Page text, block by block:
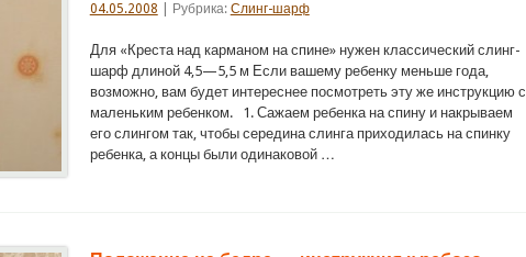
04.05.2008 | Рубрика: Слинг-шарф
Для «Креста над карманом на спине» нужен классический слинг-
шарф длиной 4,5—5,5 м Если вашему ребенку меньше года,
возможно, вам будет интереснее посмотреть эту же инструкцию с
маленьким ребенком. 1. Сажаем ребенка на спину и накрываем
его слингом так, чтобы середина слинга приходилась на спинку
ребенка, а концы были одинаковой …